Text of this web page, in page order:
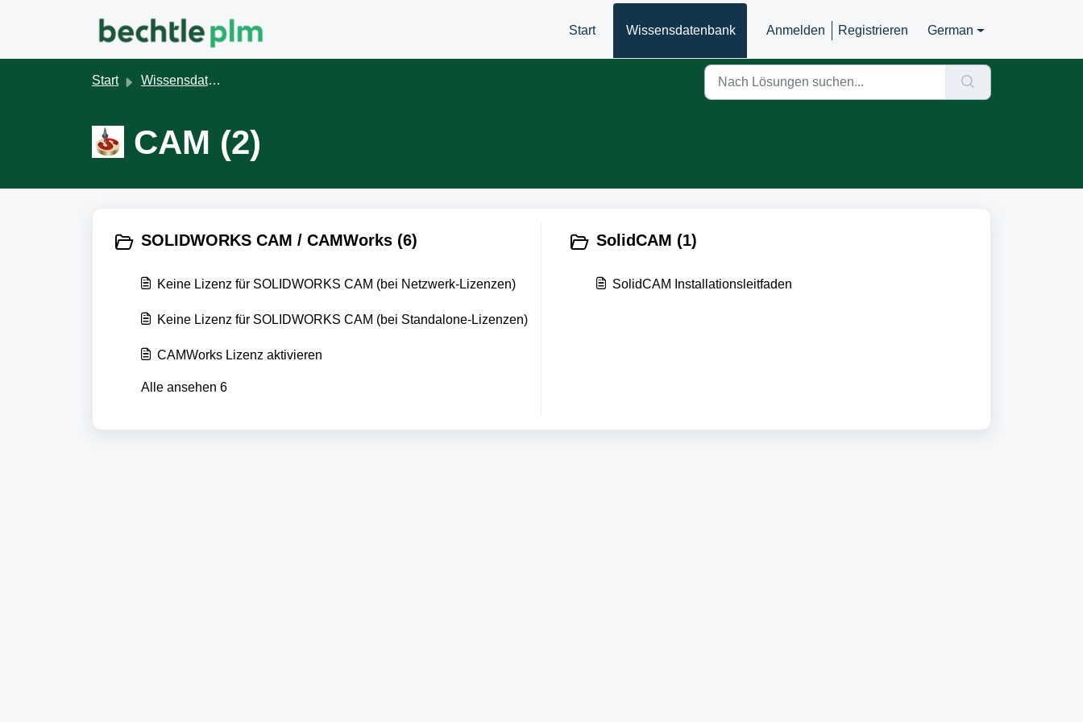
Start
Wissensdatenbank Anmelden Registrieren German
Start Wissensdatenbank
CAM (2)
SOLIDWORKS CAM / CAMWorks (6)
Keine Lizenz für SOLIDWORKS CAM (bei Netzwerk-Lizenzen)
Keine Lizenz für SOLIDWORKS CAM (bei Standalone-Lizenzen)
CAMWorks Lizenz aktivieren
Alle ansehen 6
SolidCAM (1)
SolidCAM Installationsleitfaden